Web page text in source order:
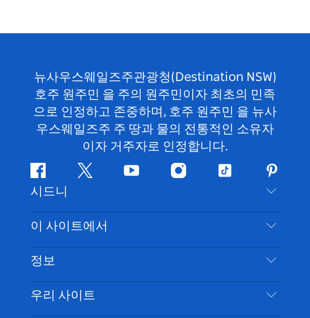
뉴사우스웨일즈주관광청(Destination NSW)
호주 원주민 을 주의 원주민이자 최초의 민족
으로 인정하고 존중하며, 호주 원주민 을 뉴사
우스웨일즈주 주 땅과 물의 전통적인 소유자
이자 거주자로 인정합니다.
페
이
스
북
지
귀
다
유
브
인
타
램
틱
핀
터
레
스
트
시드니
문의하기
부인 성명
쿠키 고지
이 사이트에서
목적지
할 일
정보
여행 정보
시드니 접근성
우리 사이트